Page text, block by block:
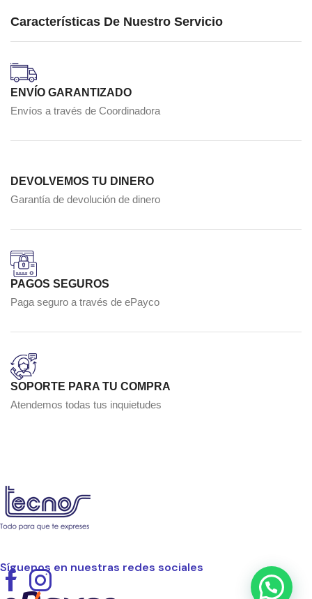
Características De Nuestro Servicio
ENVÍO GARANTIZADO
Envíos a través de Coordinadora
DEVOLVEMOS TU DINERO
Garantía de devolución de dinero
PAGOS SEGUROS
Paga seguro a través de ePayco
SOPORTE PARA TU COMPRA
Atendemos todas tus inquietudes
Síguenos en nuestras redes sociales